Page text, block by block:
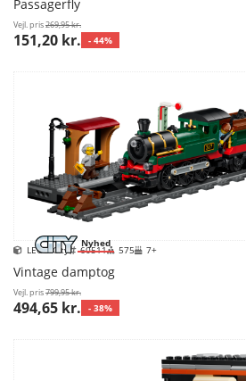
Passagerfly
Vejl. pris269,95 kr.
151,20 kr. - 44%
Nyhed
LEGO City 60511 575 7+
Vintage damptog
Vejl. pris799,95 kr.
494,65 kr. - 38%